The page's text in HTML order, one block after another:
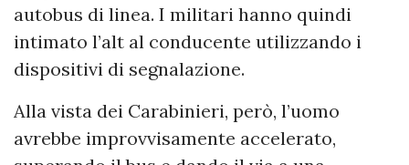
autobus di linea. I militari hanno quindi
intimato l’alt al conducente utilizzando i
dispositivi di segnalazione.
Alla vista dei Carabinieri, però, l’uomo
avrebbe improvvisamente accelerato,